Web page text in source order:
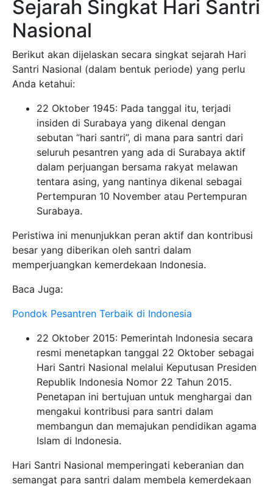
Sejarah Singkat Hari Santri
Nasional
Berikut akan dijelaskan secara singkat sejarah Hari
Santri Nasional (dalam bentuk periode) yang perlu
Anda ketahui:
22 Oktober 1945: Pada tanggal itu, terjadi
insiden di Surabaya yang dikenal dengan
sebutan “hari santri”, di mana para santri dari
seluruh pesantren yang ada di Surabaya aktif
dalam perjuangan bersama rakyat melawan
tentara asing, yang nantinya dikenal sebagai
Pertempuran 10 November atau Pertempuran
Surabaya.
Peristiwa ini menunjukkan peran aktif dan kontribusi
besar yang diberikan oleh santri dalam
memperjuangkan kemerdekaan Indonesia.
Baca Juga:
Pondok Pesantren Terbaik di Indonesia
22 Oktober 2015: Pemerintah Indonesia secara
resmi menetapkan tanggal 22 Oktober sebagai
Hari Santri Nasional melalui Keputusan Presiden
Republik Indonesia Nomor 22 Tahun 2015.
Penetapan ini bertujuan untuk menghargai dan
mengakui kontribusi para santri dalam
membangun dan memajukan pendidikan agama
Islam di Indonesia.
Hari Santri Nasional memperingati keberanian dan
semangat para santri dalam membela kemerdekaan